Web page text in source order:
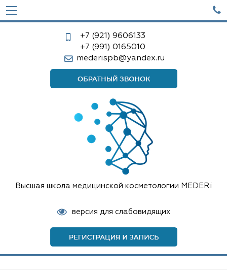

+7 (921) 9606133
+7 (991) 0165010
mederispb@yandex.ru
Высшая школа медицинской косметологии MEDERi
версия для слабовидящих